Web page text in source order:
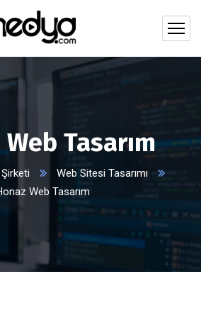
Tasarım
Şirketi
Web Sitesi Tasarımı
Web Tasarım